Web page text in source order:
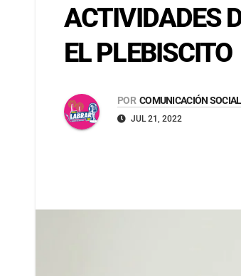
ACTIVIDADES
EL PLEBISCITO
POR COMUNICACIÓN SOCIAL
JUL 21, 2022